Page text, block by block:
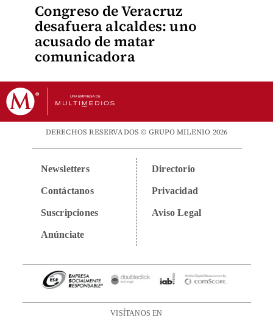
Congreso de Veracruz
desafuera alcaldes: uno
acusado de matar
comunicadora
DERECHOS RESERVADOS © GRUPO MILENIO 2026
Newsletters
Contáctanos
Suscripciones
Anúnciate
Directorio
Privacidad
Aviso Legal
VISÍTANOS EN